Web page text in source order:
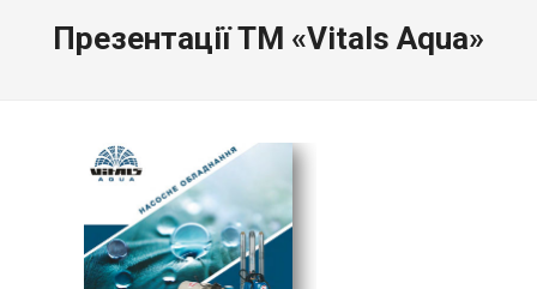
Презентації ТМ «Vitals Aqua»